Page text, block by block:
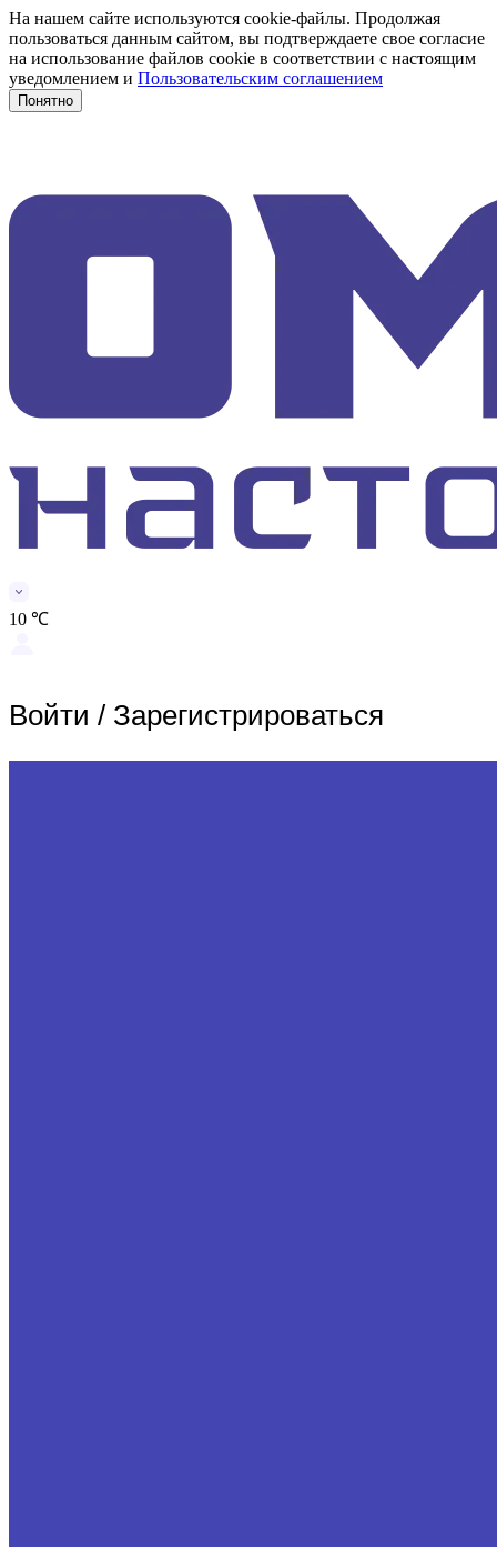
На нашем сайте используются cookie-файлы. Продолжая
пользоваться данным сайтом, вы подтверждаете свое согласие
на использование файлов cookie в соответствии с настоящим
уведомлением и Пользовательским соглашением
Понятно
10 ℃
Войти / Зарегистрироваться